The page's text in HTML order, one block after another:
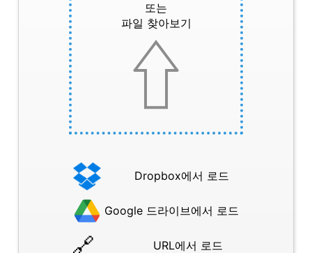
또는
파일 찾아보기
Dropbox에서 로드
Google 드라이브에서 로드
URL에서 로드